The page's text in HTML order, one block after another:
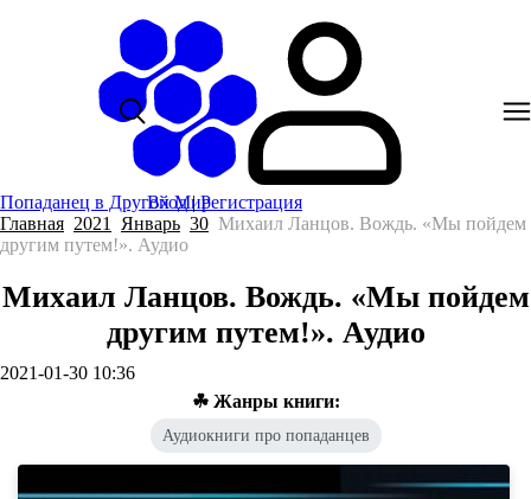
Попаданец в Другой Мир
Вход|Регистрация
Главная 2021 Январь 30 Михаил Ланцов. Вождь. «Мы пойдем
другим путем!». Аудио
Михаил Ланцов. Вождь. «Мы пойдем
другим путем!». Аудио
2021-01-30 10:36
☘ Жанры книги:
Аудиокниги про попаданцев